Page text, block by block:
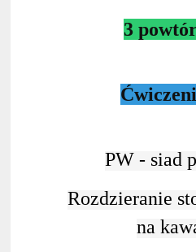
3
PW - siad
Rozdzieranie
na